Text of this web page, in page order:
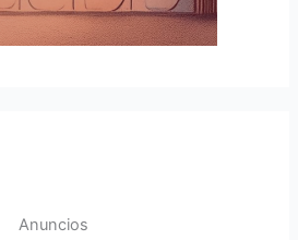
Anuncios